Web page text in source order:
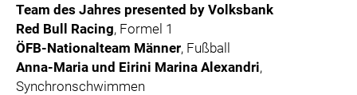
Team des Jahres presented by Volksbank
Red Bull Racing, Formel 1
ÖFB-Nationalteam Männer, Fußball
Anna-Maria und Eirini Marina Alexandri,
Synchronschwimmen